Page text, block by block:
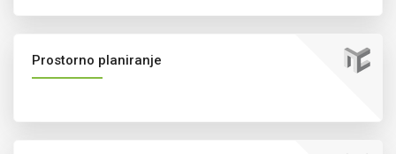
Prostorno planiranje